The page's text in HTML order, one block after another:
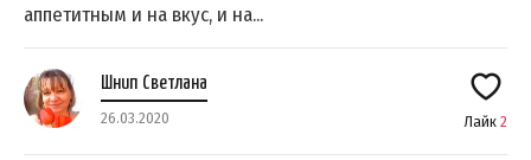
аппетитным и на вкус, и на...
Шнип Светлана
26.03.2020 Лайк 2